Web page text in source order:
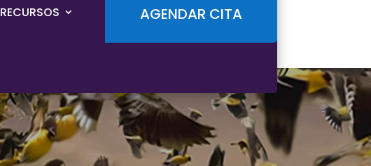
RECURSOS AGENDAR CITA